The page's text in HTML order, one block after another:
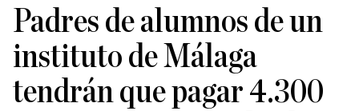
Padres de alumnos de un
instituto de Málaga
tendrán que pagar 4.300